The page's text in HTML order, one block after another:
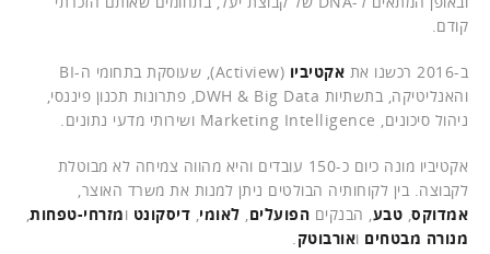
קודם.
ב-2016 רכשנו את אקטיביו
(Actiview), שעוסקת בתחומי ה-BI
והאנליטיקה, בתשתיות DWH & Big Data, פתרונות תכנון פיננסי,
ניהול סיכונים, Marketing Intelligence ושירותי מדעי נתונים.
אקטיביו מונה כיום כ-150 עובדים והיא מהווה צמיחה לא מבוטלת
לקבוצה. בין לקוחותיה הבולטים ניתן למנות את משרד האוצר,
אמדוקס טבע , הבנקים הפועלים לאומי דיסקונט ומזרחי-טפחות
מנורה מבטחים ואורבוטק